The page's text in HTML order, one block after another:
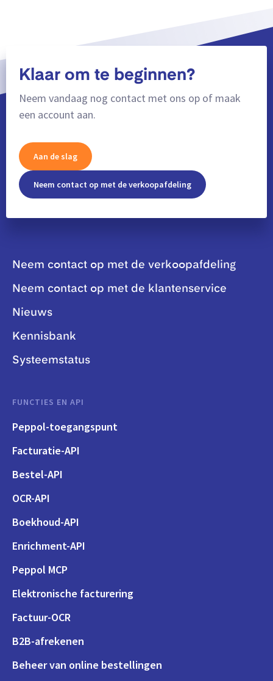
Klaar om te beginnen?
Neem vandaag nog contact met ons op of maak
een account aan.
Aan de slag
Neem contact op met de verkoopafdeling
Neem contact op met de verkoopafdeling
Neem contact op met de klantenservice
Nieuws
Kennisbank
Systeemstatus
FUNCTIES EN API
Peppol-toegangspunt
Facturatie-API
Bestel-API
OCR-API
Boekhoud-API
Enrichment-API
Peppol MCP
Elektronische facturering
Factuur-OCR
B2B-afrekenen
Beheer van online bestellingen